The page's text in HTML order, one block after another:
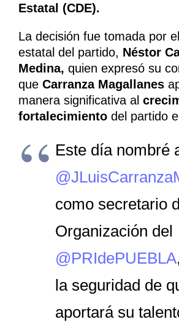
Estatal (CDE).
La decisión fue tomada por
estatal del partido, Néstor
Medina, quien expresó su
que Carranza Magallanes
manera significativa al
fortalecimiento del partido
Este día nombré
como secretario
Organización del
@PRIdePUEBLA
la seguridad de
aportará su